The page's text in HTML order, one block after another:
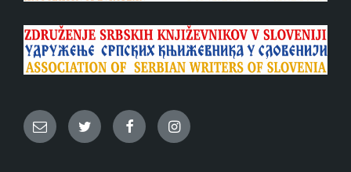
Email TwitterFacebookInstagram